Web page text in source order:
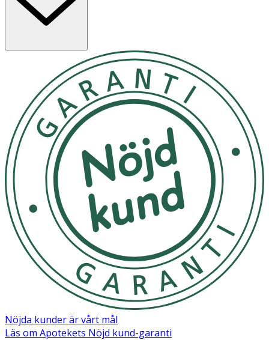
Applicera nära fransraden eller längs vattenlinjen för
Undvik direkt kontakt vid ögoninfektioner eller irritation.
Förvaras i rumstemperatur
OK för gravida och ammande:
Ingredienser:
INGREDIENTS: CI 77499 (IRON OXIDES), COCOS
NUCIFERA OIL (COCOS NUCIFERA (COCONUT) OIL)*,
SIMMONDSIA CHINENSIS SEED OIL (SIMMONDSIA
CHINENSIS (JOJOBA) SEED OIL)*, COPERNICIA CERIFERA
CERA (COPERNICIA CERIFERA (CARNAUBA) WAX)*, SILICA,
TOCOPHEROL, PERSEA GRATISSIMA OIL (PERSEA
GRATISSIMA (AVOCADO) OIL)*, ADANSONIA DIGITATA
SEED OIL (ADANSONIA DIGITATA SEED OIL)*,
ORYZANOL, GLYCERYL UNDECYLENATE. *ingredienti
biologici/organic ingredients
Nöjda kunder är vårt mål
Läs om Apotekets Nöjd kund-garanti